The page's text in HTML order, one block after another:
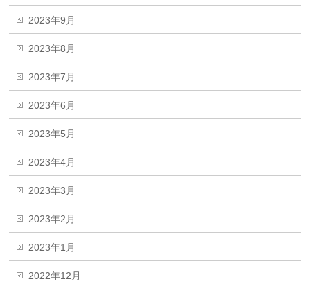
2023年9月
2023年8月
2023年7月
2023年6月
2023年5月
2023年4月
2023年3月
2023年2月
2023年1月
2022年12月